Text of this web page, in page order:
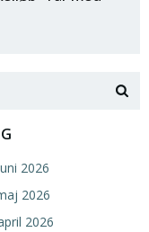
2026
2026
2026